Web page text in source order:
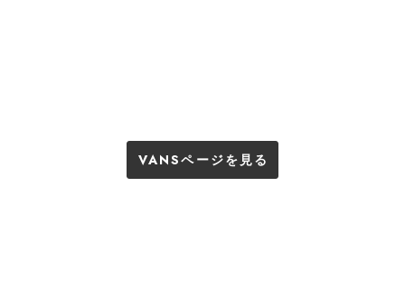
VANSページを見る